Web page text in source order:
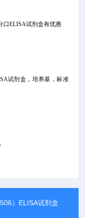
口ELISA试剂盒有优惠
试剂盒，培养基，标准
）ELISA试剂盒